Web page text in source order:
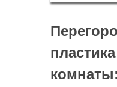
комнаты: